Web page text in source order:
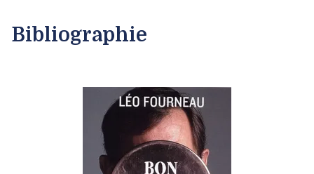
Bibliographie